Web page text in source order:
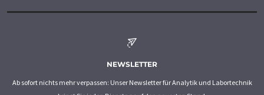
NEWSLETTER
Ab sofort nichts mehr verpassen: Unser Newsletter für Analytik und Labortechnik